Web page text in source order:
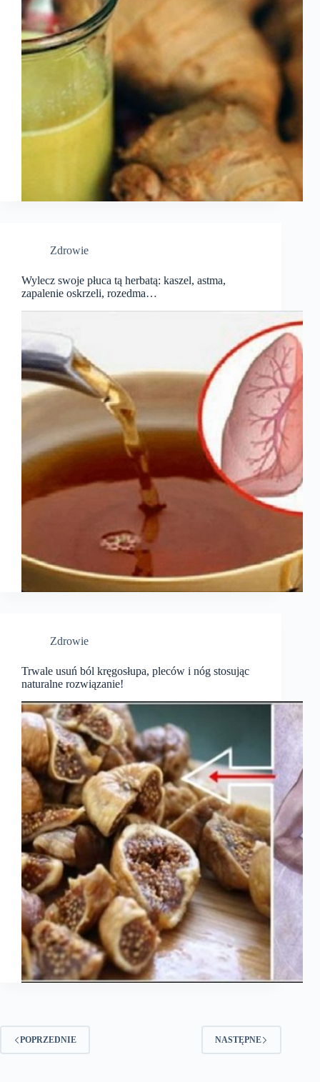
Zdrowie
Wylecz swoje płuca tą herbatą: kaszel, astma,
zapalenie oskrzeli, rozedma…
Zdrowie
Trwale usuń ból kręgosłupa, pleców i nóg stosując
naturalne rozwiązanie!
POPRZEDNIE NASTĘPNE